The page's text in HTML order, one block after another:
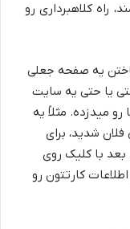
راه کلاهبرداری رو
یه صفحه جعلی
یا حتی یه سایت
رو میدزده. مثلاً یه
شدید، برای
بعد با کلیک روی
کارتتون رو